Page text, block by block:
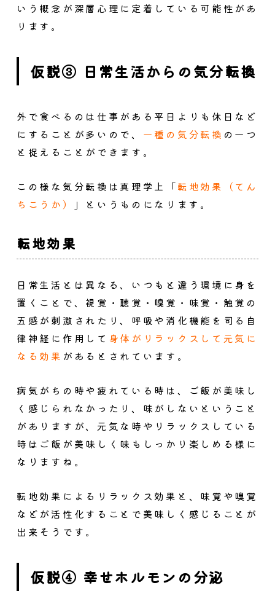
いう概念が深層心理に定着している可能性があ
ります。
仮説③ 日常生活からの気分転換
外で食べるのは仕事がある平日よりも休日など
にすることが多いので、 一種の気分転換 の一つ
と捉えることができます。
この様な気分転換は真理学上「転地効果（てん
ちこうか）
」というものになります。
転地効果
日常生活とは異なる、いつもと違う環境に身を
置くことで、視覚・聴覚・嗅覚・味覚・触覚の
五感が刺激されたり、呼吸や消化機能を司る自
律神経に作用して 身体がリラックスして元気に
なる効果 があるとされています。
病気がちの時や疲れている時は、ご飯が美味し
く感じられなかったり、味がしないということ
がありますが、元気な時やリラックスしている
時はご飯が美味しく味もしっかり楽しめる様に
なりますね。
転地効果によるリラックス効果と、味覚や嗅覚
などが活性化することで美味しく感じることが
出来そうです。
仮説④ 幸せホルモンの分泌